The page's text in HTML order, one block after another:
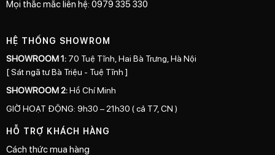
Mọi thắc mắc liên hệ: 0979 335 330
HỆ THỐNG SHOWROM
SHOWROOM 1: 70 Tuệ Tĩnh, Hai Bà Trưng, Hà Nội
[ Sát ngã tư Bà Triệu - Tuệ Tĩnh ]
SHOWROOM 2:Hồ Chí Minh
GIỜ HOẠT ĐỘNG: 9h30 – 21h30 ( cả T7, CN )
HỖ TRỢ KHÁCH HÀNG
Cách thức mua hàng